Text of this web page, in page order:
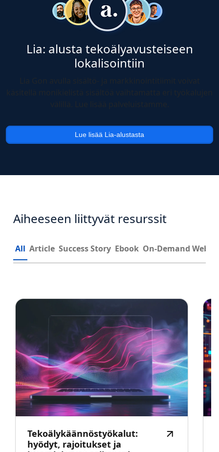
Lia: alusta tekoälyavusteiseen
lokalisointiin
Lue lisää Lia-alustasta
Aiheeseen liittyvät resurssit
All Article Success Story Ebook On-Demand
Tekoälykäännöstyökalut:
hyödyt, rajoitukset ja